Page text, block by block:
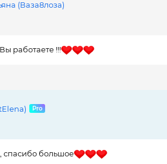
(Ваза8лоза)
работаете !!!
спасибо большое